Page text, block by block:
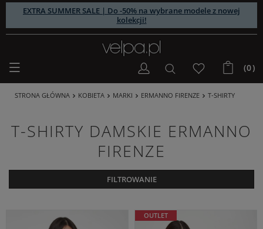
EXTRA SUMMER SALE | Do -50% na wybrane modele z nowej
kolekcji!
(0)
STRONA GŁÓWNA KOBIETA MARKI ERMANNO FIRENZE T-SHIRTY
T-SHIRTY DAMSKIE ERMANNO
FIRENZE
FILTROWANIE
OUTLET